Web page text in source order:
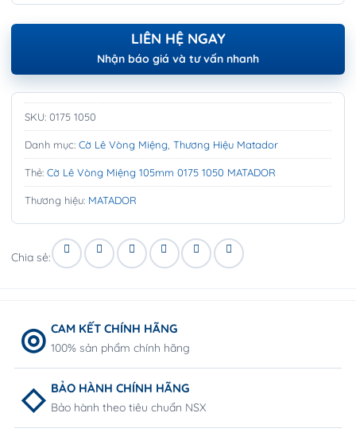
LIÊN HỆ NGAY
Nhận báo giá và tư vấn nhanh
SKU: 0175 1050
Danh mục: Cờ Lê Vòng Miệng Thương Hiệu Matador
Thẻ: Cờ Lê Vòng Miệng 105mm 0175 1050 MATADOR
Thương hiệu: MATADOR
Chia sẻ:
CAM KẾT CHÍNH HÃNG
100% sản phẩm chính hãng
BẢO HÀNH CHÍNH HÃNG
Bảo hành theo tiêu chuẩn NSX